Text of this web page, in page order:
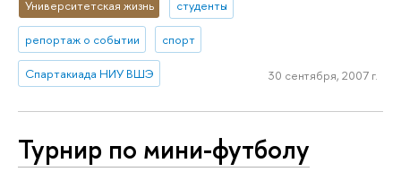
Университетская жизнь студенты
репортаж о событии спорт
Спартакиада НИУ ВШЭ 30 сентября, 2007 г.
Турнир по мини-футболу